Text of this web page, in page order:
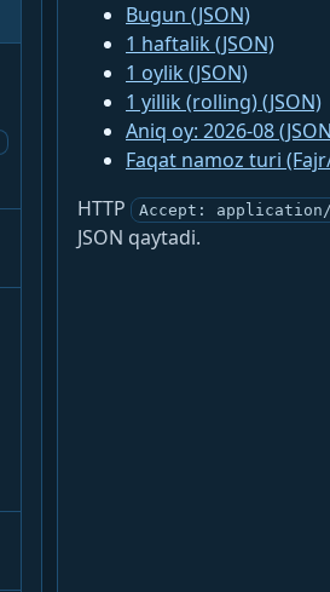
Bugun (JSON)
1 haftalik (JSON)
1 oylik (JSON)
1 yillik (rolling) (JSON)
Aniq oy: 2026-08
Faqat namoz turi
HTTP
Accept:
JSON qaytadi.